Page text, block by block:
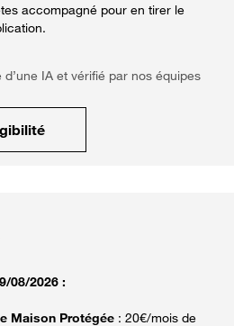
accompagné pour en tirer le
IA et vérifié par nos équipes
08/2026 :
Maison Protégée : 20€/mois de